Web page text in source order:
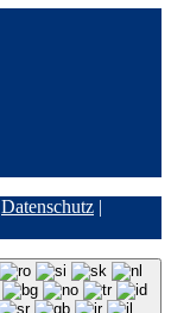
Datenschutz |